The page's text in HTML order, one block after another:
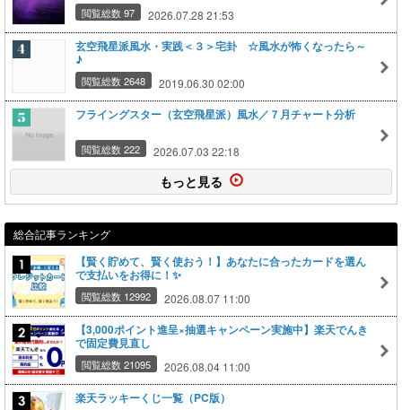
閲覧総数 97 2026.07.28 21:53
玄空飛星派風水・実践＜３＞宅卦 ☆風水が怖くなったら～
♪
閲覧総数 2648 2019.06.30 02:00
フライングスター（玄空飛星派）風水／７月チャート分析
閲覧総数 222 2026.07.03 22:18
もっと見る
総合記事ランキング
【賢く貯めて、賢く使おう！】あなたに合ったカードを選ん
で支払いをお得に！✨
閲覧総数 12992 2026.08.07 11:00
【3,000ポイント進呈×抽選キャンペーン実施中】楽天でんき
で固定費見直し
閲覧総数 21095 2026.08.04 11:00
楽天ラッキーくじ一覧（PC版）